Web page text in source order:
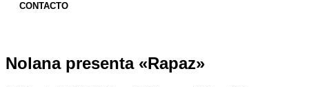
CONTACTO
Nolana presenta «Rapaz»